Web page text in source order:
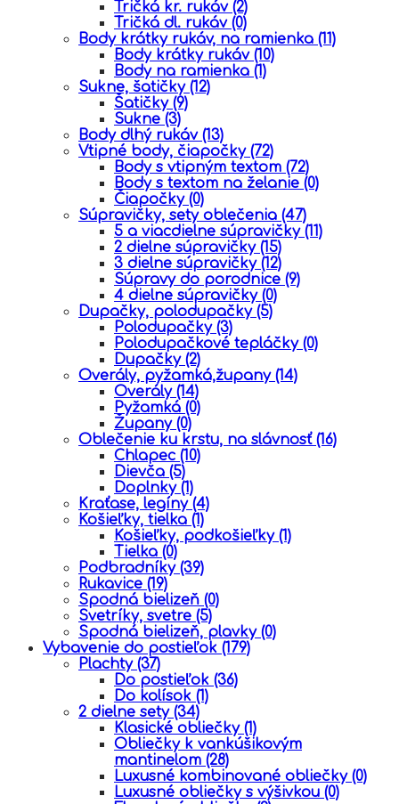
Tričká kr. rukáv (2)
Tričká dl. rukáv (0)
Body krátky rukáv, na ramienka (11)
Body krátky rukáv (10)
Body na ramienka (1)
Sukne, šatičky (12)
Šatičky (9)
Sukne (3)
Body dlhý rukáv (13)
Vtipné body, čiapočky (72)
Body s vtipným textom (72)
Body s textom na želanie (0)
Čiapočky (0)
Súpravičky, sety oblečenia (47)
5 a viacdielne súpravičky (11)
2 dielne súpravičky (15)
3 dielne súpravičky (12)
Súpravy do porodnice (9)
4 dielne súpravičky (0)
Dupačky, polodupačky (5)
Polodupačky (3)
Polodupačkové tepláčky (0)
Dupačky (2)
Overály, pyžamká,župany (14)
Overály (14)
Pyžamká (0)
Župany (0)
Oblečenie ku krstu, na slávnosť (16)
Chlapec (10)
Dievča (5)
Doplnky (1)
Kraťase, legíny (4)
Košieľky, tielka (1)
Košieľky, podkošieľky (1)
Tielka (0)
Podbradníky (39)
Rukavice (19)
Spodná bielizeň (0)
Svetríky, svetre (5)
Spodná bielizeň, plavky (0)
Vybavenie do postieľok (179)
Plachty (37)
Do postieľok (36)
Do kolísok (1)
2 dielne sety (34)
Klasické obliečky (1)
Obliečky k vankúšikovým
mantinelom (28)
Luxusné kombinované obliečky (0)
Luxusné obliečky s výšivkou (0)